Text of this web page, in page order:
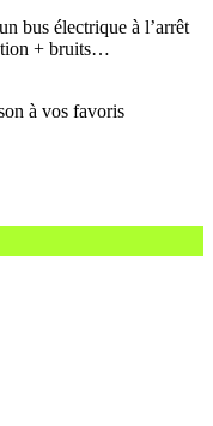
bus électrique à l’arrêt
+ bruits…